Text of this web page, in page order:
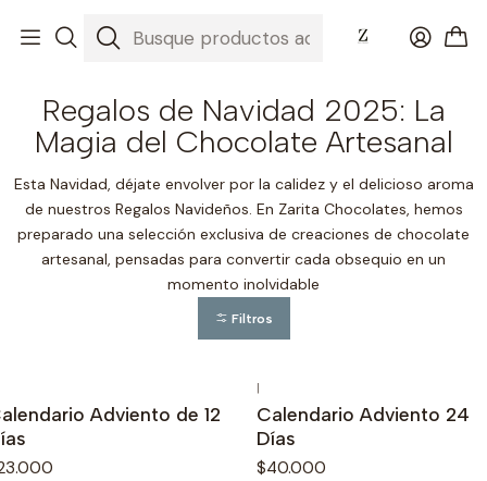
Regalos de Navidad 2025: La Magia del Chocolate Artesanal
Regalos de Navidad 2025: La
Magia del Chocolate Artesanal
Esta Navidad, déjate envolver por la calidez y el delicioso aroma
de nuestros Regalos Navideños. En Zarita Chocolates, hemos
preparado una selección exclusiva de creaciones de chocolate
artesanal, pensadas para convertir cada obsequio en un
momento inolvidable
Filtros
Adviento de 12
|
Calendario Adviento 24
Días
$40.000